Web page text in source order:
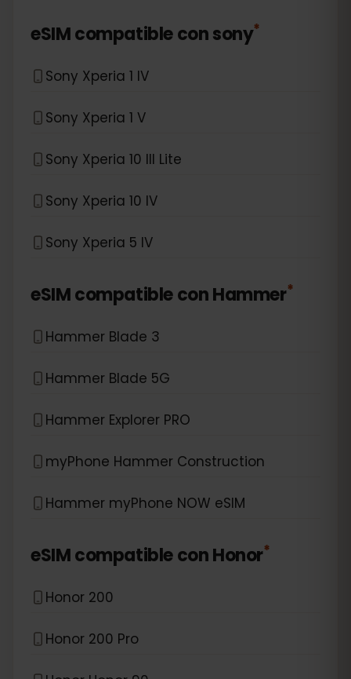
eSIM compatible consony*
Sony Xperia 1 IV
Sony Xperia 1 V
Sony Xperia 10 III Lite
Sony Xperia 10 IV
Sony Xperia 5 IV
eSIM compatible conHammer*
Hammer Blade 3
Hammer Blade 5G
Hammer Explorer PRO
myPhone Hammer Construction
Hammer myPhone NOW eSIM
eSIM compatible conHonor*
Honor 200
Honor 200 Pro